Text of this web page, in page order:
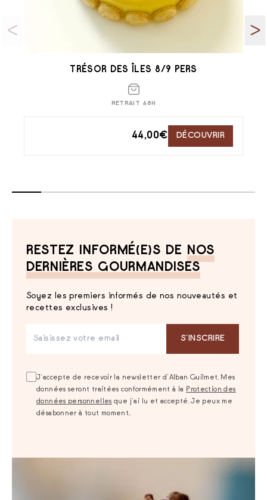
TRÉSOR DES ÎLES 8/9 PERS
RETRAIT 48H
44,00€ DÉCOUVRIR
RESTEZ INFORMÉ(E)S DE
NOS
DERNIÈRES GOURMANDISES
Soyez les premiers informés de nos nouveautés et
recettes exclusives !
S‘INSCRIRE
J‘accepte de recevoir la newsletter d’Alban Guilmet. Mes
données seront traitées conformément à la Protection des
données personnelles que j‘ai lu et accepté. Je peux me
désabonner à tout moment..